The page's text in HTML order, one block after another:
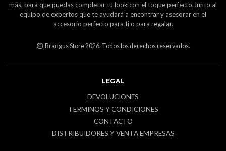
más, para que puedas completar tu look con el toque perfecto.Junto al
equipo de expertos que te ayudará a encontrar y asesorar en el
accesorio perfecto para ti o para regalar.
Brangus Store 2026. Todos los derechos reservados.
LEGAL
DEVOLUCIONES
TERMINOS Y CONDICIONES
CONTACTO
DISTRIBUIDORES Y VENTA EMPRESAS